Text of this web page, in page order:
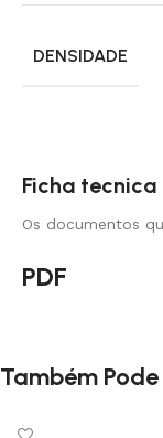
Ficha
Os documentos
PDF
DENSIDADE
Também